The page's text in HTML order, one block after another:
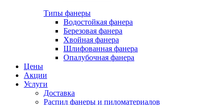
Типы фанеры
Водостойкая фанера
Березовая фанера
Хвойная фанера
Шлифованная фанера
Опалубочная фанера
Цены
Акции
Услуги
Доставка
Распил фанеры и пиломатериалов